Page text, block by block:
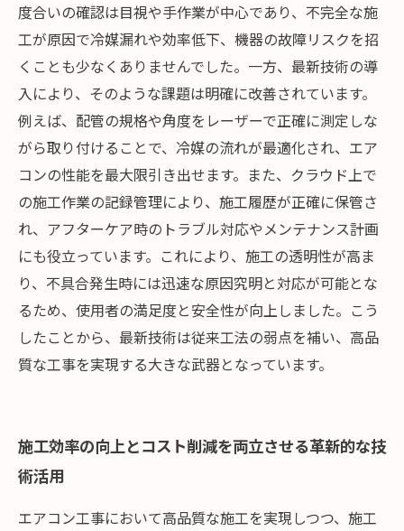
度合いの確認は目視や手作業が中心であり、不完全な施
工が原因で冷媒漏れや効率低下、機器の故障リスクを招
くことも少なくありませんでした。一方、最新技術の導
入により、そのような課題は明確に改善されています。
例えば、配管の規格や角度をレーザーで正確に測定しな
がら取り付けることで、冷媒の流れが最適化され、エア
コンの性能を最大限引き出せます。また、クラウド上で
の施工作業の記録管理により、施工履歴が正確に保管さ
れ、アフターケア時のトラブル対応やメンテナンス計画
にも役立っています。これにより、施工の透明性が高ま
り、不具合発生時には迅速な原因究明と対応が可能とな
るため、使用者の満足度と安全性が向上しました。こう
したことから、最新技術は従来工法の弱点を補い、高品
質な工事を実現する大きな武器となっています。
施工効率の向上とコスト削減を両立させる革新的な技
術活用
エアコン工事において高品質な施工を実現しつつ、施工